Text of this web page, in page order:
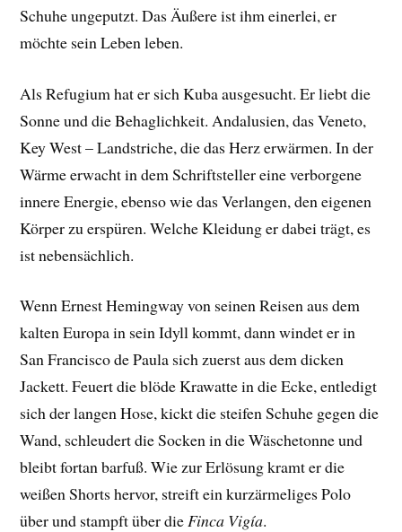
Schuhe ungeputzt. Das Äußere ist ihm einerlei, er
möchte sein Leben leben.
Als Refugium hat er sich Kuba ausgesucht. Er liebt die
Sonne und die Behaglichkeit. Andalusien, das Veneto,
Key West – Landstriche, die das Herz erwärmen. In der
Wärme erwacht in dem Schriftsteller eine verborgene
innere Energie, ebenso wie das Verlangen, den eigenen
Körper zu erspüren. Welche Kleidung er dabei trägt, es
ist nebensächlich.
Wenn Ernest Hemingway von seinen Reisen aus dem
kalten Europa in sein Idyll kommt, dann windet er in
San Francisco de Paula sich zuerst aus dem dicken
Jackett. Feuert die blöde Krawatte in die Ecke, entledigt
sich der langen Hose, kickt die steifen Schuhe gegen die
Wand, schleudert die Socken in die Wäschetonne und
bleibt fortan barfuß. Wie zur Erlösung kramt er die
weißen Shorts hervor, streift ein kurzärmeliges Polo
über und stampft über dieFinca Vigía.